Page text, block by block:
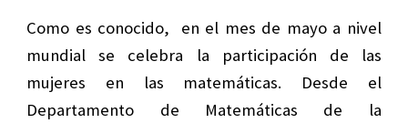
Como es conocido, en el mes de mayo a nivel
mundial se celebra la participación de las
mujeres en las matemáticas. Desde el
Departamento de Matemáticas de la